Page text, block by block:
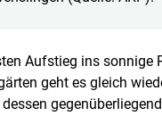
Aufstieg ins sonnige
geht es gleich